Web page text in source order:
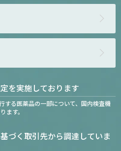
を実施しております
する医薬品の一部について、国内検査機
ます。
づく取引先から調達していま